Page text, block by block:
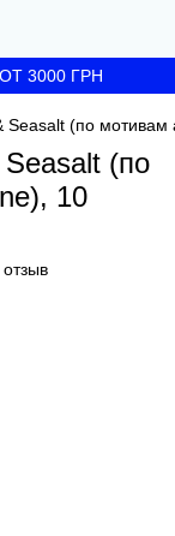
3000 ГРН
(по
(по
10